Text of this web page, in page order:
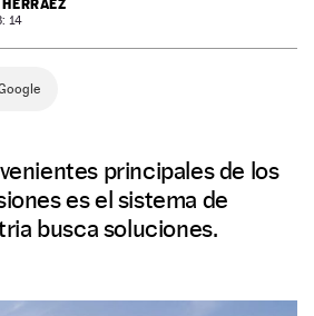
14
principales de los
es el sistema de
busca soluciones.